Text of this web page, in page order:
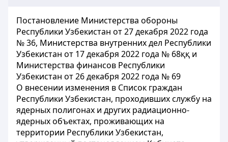
Постановление Министерства обороны
Республики Узбекистан от 27 декабря 2022 года
№ 36, Министерства внутренних дел Республики
Узбекистан от 17 декабря 2022 года № 68ққ и
Министерства финансов Республики
Узбекистан от 26 декабря 2022 года № 69
О внесении изменения в Список граждан
Республики Узбекистан, проходивших службу на
ядерных полигонах и других радиационно-
ядерных объектах, проживающих на
территории Республики Узбекистан,